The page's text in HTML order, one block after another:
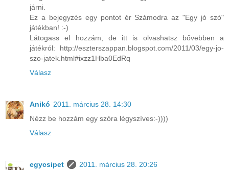
járni.
Ez a bejegyzés egy pontot ér Számodra az "Egy jó szó"
játékban! :-)
Látogass el hozzám, de itt is olvashatsz bővebben a
játékról: http://eszterszappan.blogspot.com/2011/03/egy-jo-
szo-jatek.html#ixzz1Hba0EdRq
Válasz
Anikó 2011. március 28. 14:30
Nézz be hozzám egy szóra légyszíves:-))))
Válasz
egycsipet
2011. március 28. 20:26